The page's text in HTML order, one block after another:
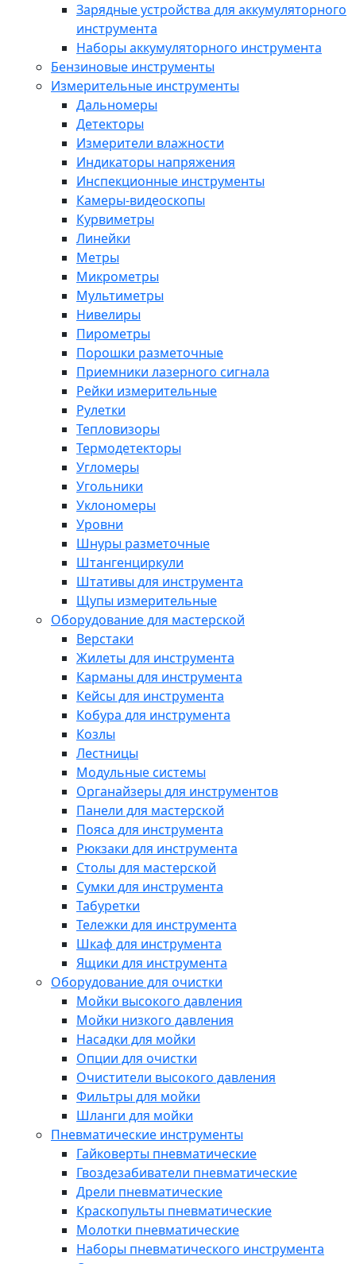
Зарядные устройства для аккумуляторного
инструмента
Наборы аккумуляторного инструмента
Бензиновые инструменты
Измерительные инструменты
Дальномеры
Детекторы
Измерители влажности
Индикаторы напряжения
Инспекционные инструменты
Камеры-видеоскопы
Курвиметры
Линейки
Метры
Микрометры
Мультиметры
Нивелиры
Пирометры
Порошки разметочные
Приемники лазерного сигнала
Рейки измерительные
Рулетки
Тепловизоры
Термодетекторы
Угломеры
Угольники
Уклономеры
Уровни
Шнуры разметочные
Штангенциркули
Штативы для инструмента
Щупы измерительные
Оборудование для мастерской
Верстаки
Жилеты для инструмента
Карманы для инструмента
Кейсы для инструмента
Кобура для инструмента
Козлы
Лестницы
Модульные системы
Органайзеры для инструментов
Панели для мастерской
Пояса для инструмента
Рюкзаки для инструмента
Столы для мастерской
Сумки для инструмента
Табуретки
Тележки для инструмента
Шкаф для инструмента
Ящики для инструмента
Оборудование для очистки
Мойки высокого давления
Мойки низкого давления
Насадки для мойки
Опции для очистки
Очистители высокого давления
Фильтры для мойки
Шланги для мойки
Пневматические инструменты
Гайковерты пневматические
Гвоздезабиватели пневматические
Дрели пневматические
Краскопульты пневматические
Молотки пневматические
Наборы пневматического инструмента